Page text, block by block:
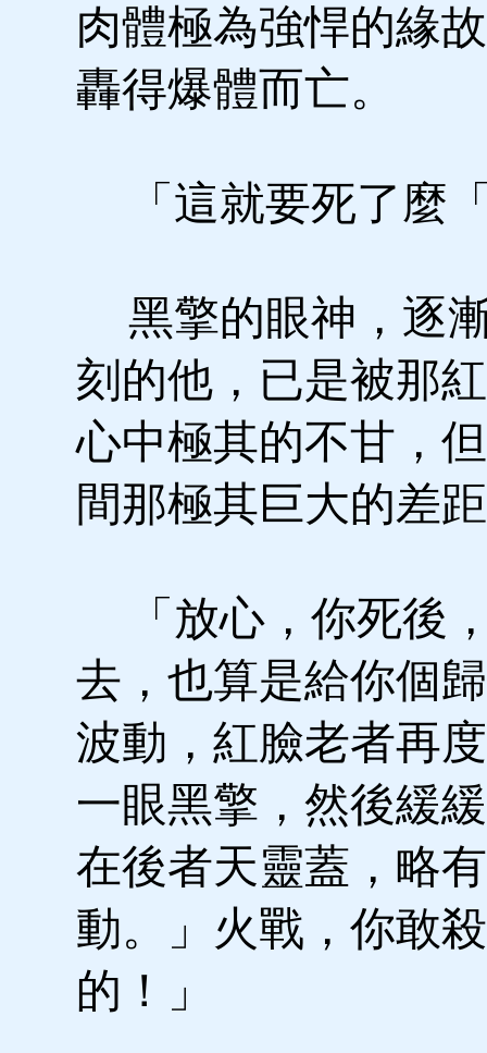
肉體極為強悍的緣
轟得爆體而亡。
「這就要死了麼
黑擎的眼神，逐
刻的他，已是被那
心中極其的不甘，
間那極其巨大的差
「放心，你死後
去，也算是給你個
波動，紅臉老者再
一眼黑擎，然後緩
在後者天靈蓋，略
動。」火戰，你敢
的！」